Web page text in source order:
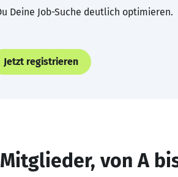
Deine Job-Suche deutlich optimieren.
Jetzt registrieren
von A